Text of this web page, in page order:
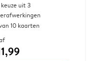
uit 3
10 kaarten